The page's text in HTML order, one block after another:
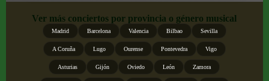
Ver más conciertos por provincia o género musical
Madrid Barcelona Valencia Bilbao Sevilla
A Coruña Lugo Ourense Pontevedra Vigo
Asturias Gijón Oviedo León Zamora